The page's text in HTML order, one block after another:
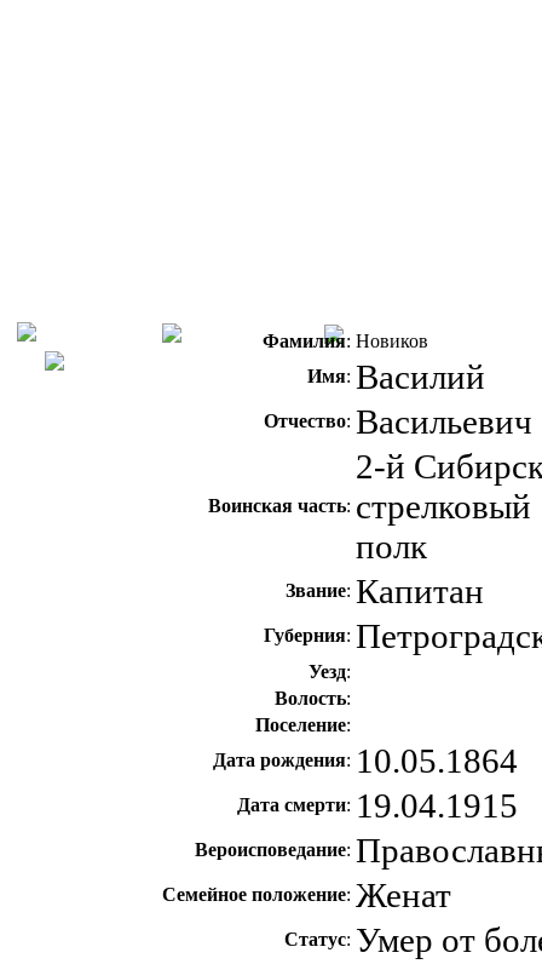
Фамилия: Новиков
Имя: Василий
Отчество: Васильевич
Воинская часть:
2-й
стрелковый
полк
Звание: Капитан
Губерния:
Уезд:
Волость:
Поселение:
Дата рождения: 10.05.1864
Дата смерти: 19.04.1915
Вероисповедание:
Семейное положение: Женат
Статус: Умер от